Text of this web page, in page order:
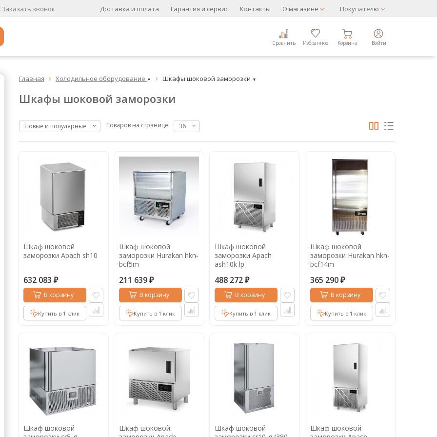
Заказать звонок Доставка и оплата Гарантия и сервис Контакты О магазине Покупателю
Сравнить Избранное Корзина Войти
Кофе в зернах свежей обжарки
Кофе в зернах свежей обжарки
Кофе в капсулах Акция
Кофе в дрип пакетах
Кофе для вендинга
Кофе сублимированный
Главная  Холодильное оборудование ▼  Шкафы шоковой заморозки ▼
Шкафы шоковой заморозки
Новые и популярные Товаров на странице: 36
Шкаф шоковой
заморозки Apach sh10
632 083 ₽
В корзину
Купить в 1 клик
Шкаф шоковой
заморозки Hurakan hkn-
bcf5m
211 639 ₽
В корзину
Купить в 1 клик
Шкаф шоковой
заморозки Apach
ash10k lp
488 272 ₽
В корзину
Купить в 1 клик
Шкаф шоковой
заморозки Hurakan hkn-
bcf14m
365 290 ₽
В корзину
Купить в 1 клик
Шкаф шоковой
Шкаф шоковой
Шкаф шоковой
Шкаф шоковой